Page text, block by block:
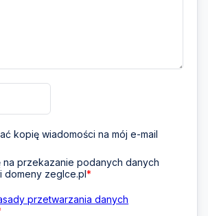
kopię wiadomości na mój e-mail
na przekazanie podanych danych
domeny zeglce.pl*
przetwarzania danych